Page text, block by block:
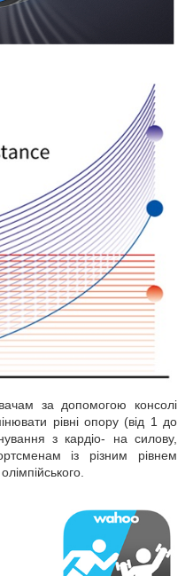
за допомогою консолі
рівні опору (від 1 до
з кардіо- на силову,
із різним рівнем